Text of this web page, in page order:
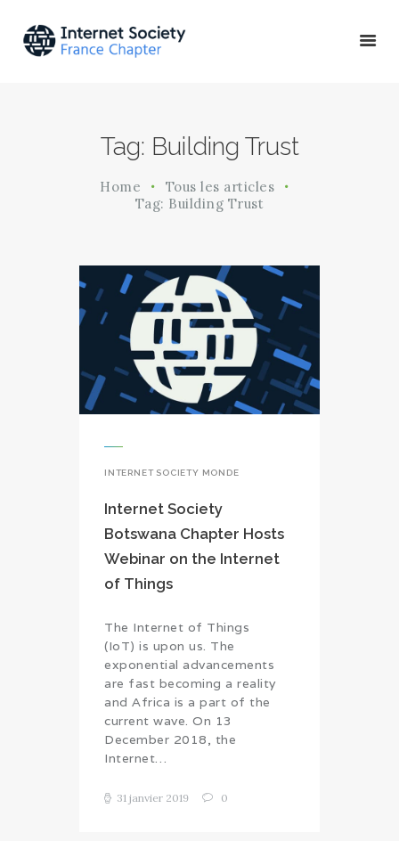
Tag: Building Trust
Home
Tous les articles
Tag: Building Trust
ACTU & ÉVÉNEMENTS
MISSIONS & PROJETS
A PROPOS
INTERNET SOCIETY MONDE
Internet Society
Botswana Chapter Hosts
Webinar on the Internet
of Things
The Internet of Things
(IoT) is upon us. The
exponential advancements
are fast becoming a reality
and Africa is a part of the
current wave. On 13
December 2018, the
Internet…
31 janvier 2019 0